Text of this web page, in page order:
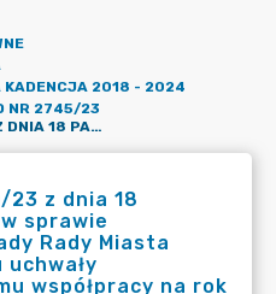
KADENCJA 2018 - 2024
NR 2745/23
ZARZĄDZENIE NR 2760/23 Z DNIA 18 PAŹDZIERNIKA 2023 R. W SPRAWIE SKIEROWANIA POD OBRADY RADY MIASTA RADZIONKÓW PROJEKTU UCHWAŁY DOTYCZĄCEGO PROGRAMU WSPÓŁPRACY NA ROK 2024 MIASTA RADZIONKÓW Z ORGANIZACJAMI POZARZĄDOWYMI I INNYMI PODMIOTAMI PROWADZĄCYMI DZIAŁALNOŚĆ POŻYTKU PUBLICZNEGO
23 z dnia 18
sprawie
Rady Miasta
współpracy na rok